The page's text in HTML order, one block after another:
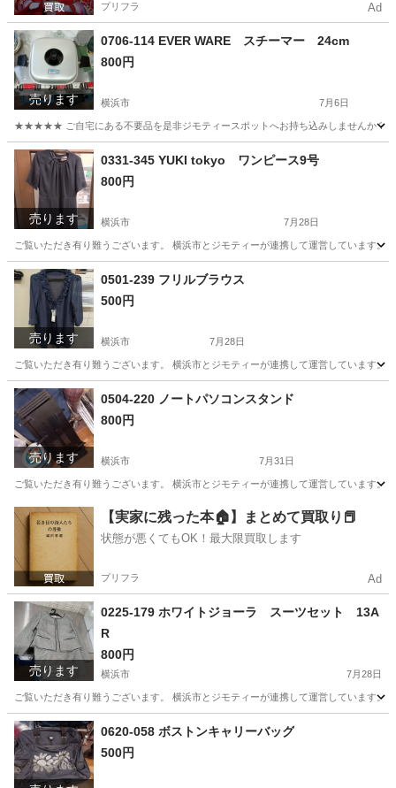
プリフラ Ad
売ります
0706-114 EVER WARE スチーマー 24cm
800円
横浜市 7月6日
★★★★★ ご自宅にある不要品を是非ジモティースポットへお持ち込みしませんか？
神奈川 横浜市
売ります
0331-345 YUKI tokyo ワンピース9号
800円
横浜市 7月28日
ご覧いただき有り難うございます。 横浜市とジモティーが連携して運営していま
神奈川 横浜市 服/ファッション
売ります
0501-239 フリルブラウス
500円
横浜市 7月28日
ご覧いただき有り難うございます。 横浜市とジモティーが連携して運営していま
神奈川 横浜市 服/ファッション
売ります
0504-220 ノートパソコンスタンド
800円
横浜市 7月31日
ご覧いただき有り難うございます。 横浜市とジモティーが連携して運営していま
神奈川 横浜市 家具
【実家に残った本🏠】まとめて買取り📕
状態が悪くてもOK！最大限買取します
プリフラ Ad
売ります
0225-179 ホワイトジョーラ スーツセット 13A
R
800円
横浜市 7月28日
ご覧いただき有り難うございます。 横浜市とジモティーが連携して運営しています
神奈川 横浜市 服/ファッション ホワイトジョーラ
0620-058 ボストンキャリーバッグ
500円